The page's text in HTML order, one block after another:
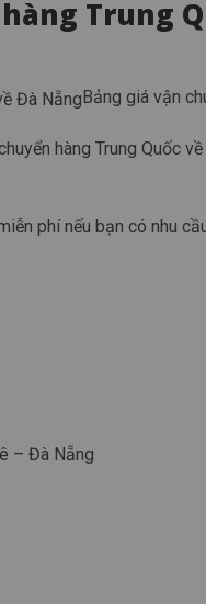
Trung
Bảng giá vận
hàng Trung Quốc
phí nếu bạn có nhu
– Đà Nẵng